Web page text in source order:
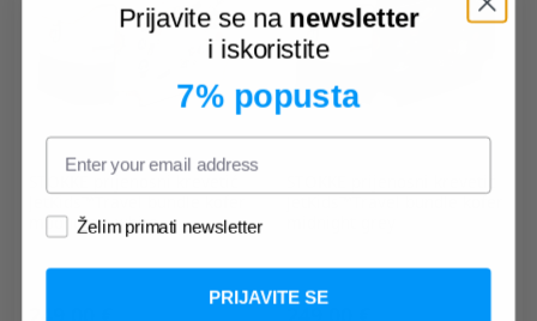
prijenosni krevetić
JetKids™Travel bundle kofer
moonglow white
JetKids™Travel bundle kofer
Prijavite se na newsletter
i iskoristite
7% popusta
Želim primati newsletter
PRIJAVITE SE